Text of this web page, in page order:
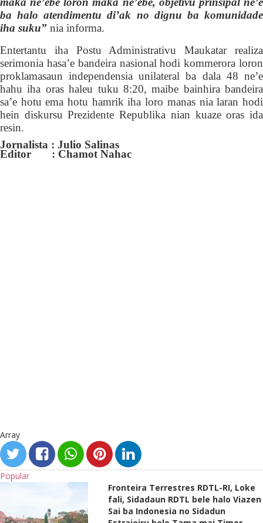
ba halo atendimentu di’ak no dignu ba komunidade
iha suku” nia informa.
Entertantu iha Postu Administrativu Maukatar realiza
serimonia hasa’e bandeira nasional hodi kommerora loron
proklamasaun independensia unilateral ba dala 48 ne’e
hahu iha oras haleu tuku 8:20, maibe bainhira bandeira
sa’e hotu ema hotu hamrik iha loro manas nia laran hodi
hein diskursu Prezidente Republika nian kuaze oras ida
resin.
Jornalista : Julio Salinas
Editor : Chamot Nahac
Array
Popular
Fronteira Terrestres RDTL-RI, Loke
fali, Sidadaun RDTL bele halo Viazen
Sai ba Indonesia no Sidadun